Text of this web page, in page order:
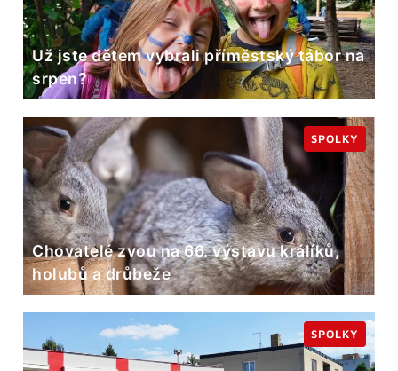
Už jste dětem vybrali příměstský tábor na
srpen?
Chovatelé zvou na 66. výstavu králíků,
holubů a drůbeže
SPOLKY
SPOLKY